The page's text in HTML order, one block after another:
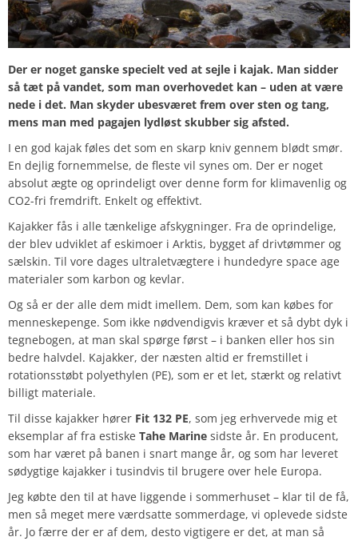
Der er noget ganske specielt ved at sejle i kajak. Man sidder
så tæt på vandet, som man overhovedet kan – uden at være
nede i det. Man skyder ubesværet frem over sten og tang,
mens man med pagajen lydløst skubber sig afsted.
I en god kajak føles det som en skarp kniv gennem blødt smør.
En dejlig fornemmelse, de fleste vil synes om. Der er noget
absolut ægte og oprindeligt over denne form for klimavenlig og
CO2-fri fremdrift. Enkelt og effektivt.
Kajakker fås i alle tænkelige afskygninger. Fra de oprindelige,
der blev udviklet af eskimoer i Arktis, bygget af drivtømmer og
sælskin. Til vore dages ultraletvægtere i hundedyre space age
materialer som karbon og kevlar.
Og så er der alle dem midt imellem. Dem, som kan købes for
menneskepenge. Som ikke nødvendigvis kræver et så dybt dyk i
tegnebogen, at man skal spørge først – i banken eller hos sin
bedre halvdel. Kajakker, der næsten altid er fremstillet i
rotationsstøbt polyethylen (PE), som er et let, stærkt og relativt
billigt materiale.
Til disse kajakker hører Fit 132 PE, som jeg erhvervede mig et
eksemplar af fra estiske Tahe Marine sidste år. En producent,
som har været på banen i snart mange år, og som har leveret
sødygtige kajakker i tusindvis til brugere over hele Europa.
Jeg købte den til at have liggende i sommerhuset – klar til de få,
men så meget mere værdsatte sommerdage, vi oplevede sidste
år. Jo færre der er af dem, desto vigtigere er det, at man så